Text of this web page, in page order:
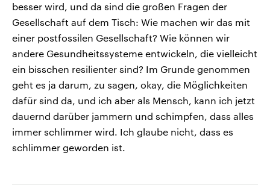
besser wird, und da sind die großen Fragen der
Gesellschaft auf dem Tisch: Wie machen wir das mit
einer postfossilen Gesellschaft? Wie können wir
andere Gesundheitssysteme entwickeln, die vielleicht
ein bisschen resilienter sind? Im Grunde genommen
geht es ja darum, zu sagen, okay, die Möglichkeiten
dafür sind da, und ich aber als Mensch, kann ich jetzt
dauernd darüber jammern und schimpfen, dass alles
immer schlimmer wird. Ich glaube nicht, dass es
schlimmer geworden ist.